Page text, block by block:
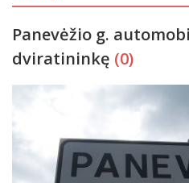
Panevėžio g.
dviratininkę (0)